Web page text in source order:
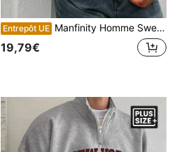
Entrepôt UE Manfinity Homme Sweat-shirt-shirt col rond casual à manches longues pour homme grande taille, Sweat-shirt-shirt Chicago, Sweat-shirt-shirt col rond pour homme, Sweat-shirt-shirt à manches longues pour homme, Automne Hiver
19,79€